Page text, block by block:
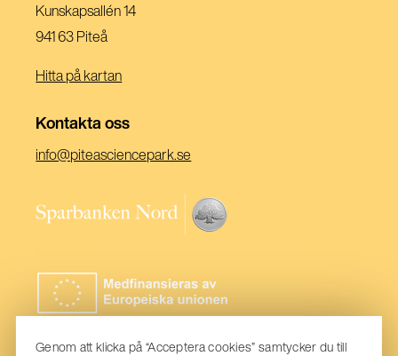
Kunskapsallén 14
941 63 Piteå
Hitta på kartan
Kontakta oss
info@piteasciencepark.se
ett
nytt
(Öppnas
nytt
fönster)
Genom att klicka på “Acceptera cookies” samtycker du till